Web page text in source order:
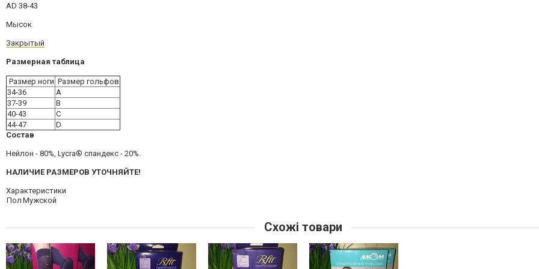
AD 38-43
Мысок
Закрытый
Размерная таблица
Размер ноги Размер гольфов
34-36
A
37-39
B
40-43
C
44-47
D
Состав
Нейлон - 80%, Lycra® спандекс - 20%.
НАЛИЧИЕ РАЗМЕРОВ УТОЧНЯЙТЕ!
Характеристики
Пол Мужской
Схожі товари